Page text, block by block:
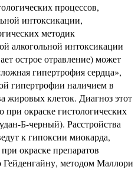
процессов,
интоксикации,
методик
алкогольной интоксикации
острое отравление) может
гипертрофия сердца»,
гипертрофии наличием в
жировых клеток. Диагноз этот
при окраске гистологических
Б-черный). Расстройства
к гипоксии миокарда,
окраске препаратов
методом Маллори